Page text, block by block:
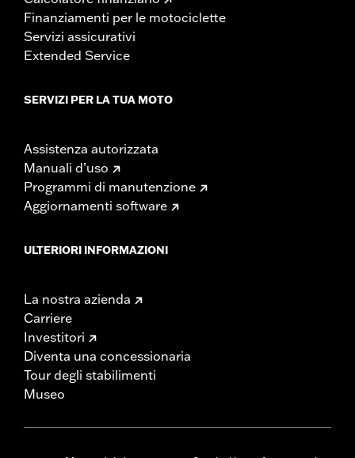
Finanziamenti per le motociclette
Servizi assicurativi
Extended Service
SERVIZI PER LA TUA MOTO
Assistenza autorizzata
Manuali d’uso
Programmi di manutenzione
Aggiornamenti software
ULTERIORI INFORMAZIONI
La nostra azienda
Carriere
Investitori
Diventa una concessionaria
Tour degli stabilimenti
Museo